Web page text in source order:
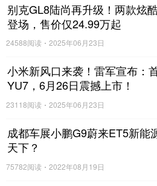
别克GL8陆尚再升级！两款炫
登场，售价仅24.99万起
24588阅读 2025年06月23日
小米新风口来袭！雷军宣布：
YU7，6月26日震撼上市！
23118阅读 2025年06月23日
成都车展小鹏G9蔚来ET5新能
天下？
75782阅读 2022年08月19日